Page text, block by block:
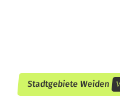
o
p
Stadtgebiete Weiden